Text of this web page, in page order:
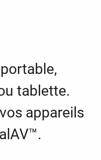
tablette.
appareils